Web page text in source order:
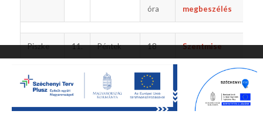
óra
megbeszélés
Piszke 11. Péntek
18
óra
Szentmise
19
Fehi-Bóra
Ez a webhely sütiket használ. A webhely böngészésének folytatásával
Ön elfogadja a sütik használatát.
Rendben Beállítások